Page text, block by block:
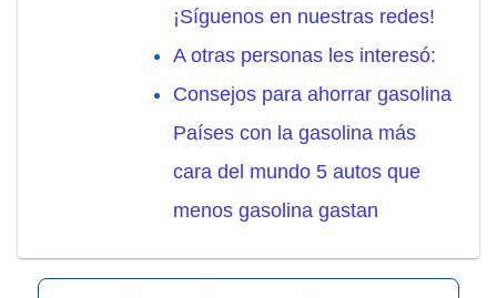
¡Síguenos en nuestras redes!
A otras personas les interesó:
Consejos para ahorrar gasolina
Países con la gasolina más
cara del mundo 5 autos que
menos gasolina gastan